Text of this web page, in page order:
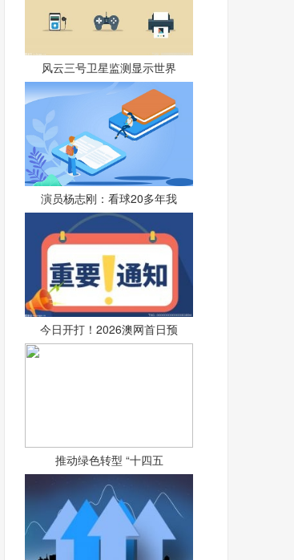
风云三号卫星监测显示世界
演员杨志刚：看球20多年我
今日开打！2026澳网首日预
推动绿色转型 “十四五